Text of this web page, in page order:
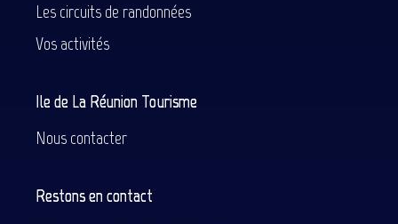
Les circuits de randonnées
Vos activités
Ile de La Réunion Tourisme
Nous contacter
Restons en contact